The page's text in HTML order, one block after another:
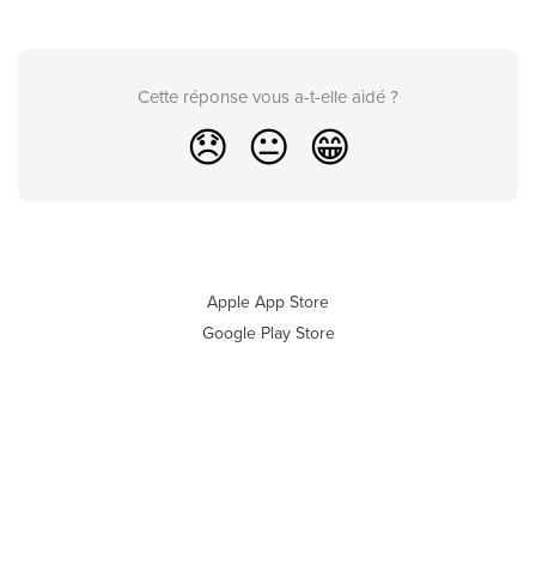
Cette réponse vous a-t-elle aidé ?
😞 😐 😁
Apple App Store
Google Play Store